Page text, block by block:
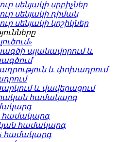
սենյակի սրբիչներ
սենյակի դիմակ
սենյակի կոշիկներ
պլանավորում և
և փոխադրում
և վավերացում
համակարգ
համակարգ
համակարգ
համակարգ